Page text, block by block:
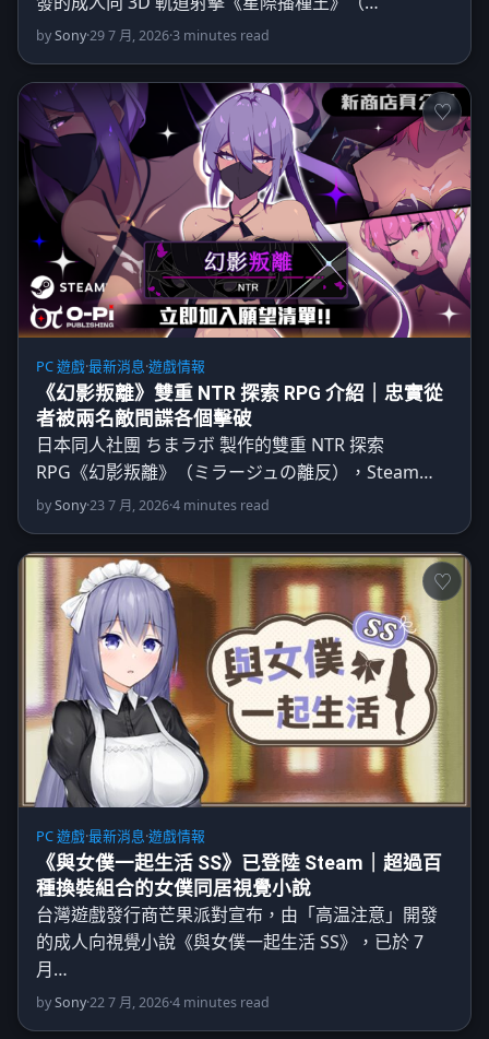
bySony·29 7 月, 2026·3 minutes read
PC 遊戲·最新消息·遊戲情報
《幻影叛離》雙重 NTR 探索 RPG 介紹｜忠實從
者被兩名敵間諜各個擊破
日本同人社團 ちまラボ 製作的雙重 NTR 探索
RPG《幻影叛離》（ミラージュの離反），Steam…
bySony·23 7 月, 2026·4 minutes read
PC 遊戲·最新消息·遊戲情報
《與女僕一起生活 SS》已登陸 Steam｜超過百
種換裝組合的女僕同居視覺小說
台灣遊戲發行商芒果派對宣布，由「高温注意」開發
的成人向視覺小說《與女僕一起生活 SS》，已於 7
月…
bySony·22 7 月, 2026·4 minutes read